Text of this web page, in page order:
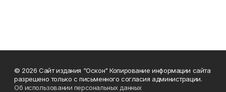
© 2026 Сайт издания "Оскон" Копирование информации сайта
разрешено только с письменного согласия администрации.
Об использовании персональных данных